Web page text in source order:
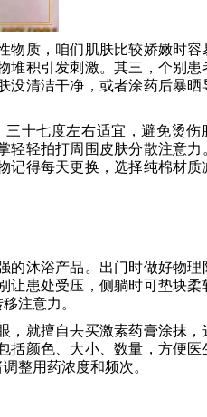
物质，咱们肌肤比较娇嫩时容
堆积引发刺激。其三，个别患
没清洁干净，或者涂药后暴晒
十七度左右适宜，避免烫伤
轻轻拍打周围皮肤分散注意力
记得每天更换，选择纯棉材质
沐浴产品。出门时做好物理
让患处受压，侧躺时可垫块柔
注意力。
，就擅自去买激素药膏涂抹，
括颜色、大小、数量，方便医
整用药浓度和频次。